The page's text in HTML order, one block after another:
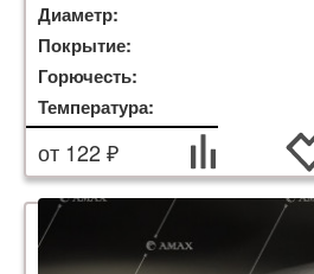
Диаметр:
Покрытие:
Горючесть:
Температура:
от 122 ₽